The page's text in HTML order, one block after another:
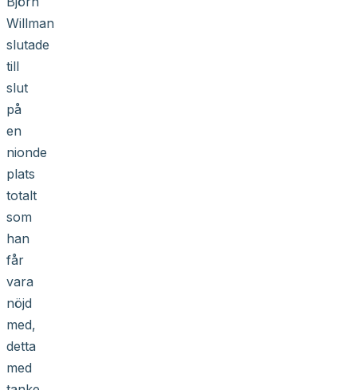
Willman
slutade
till
slut
på
en
nionde
plats
totalt
som
han
får
vara
nöjd
med,
detta
med